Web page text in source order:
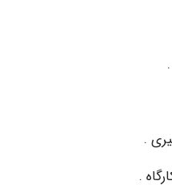
.
.